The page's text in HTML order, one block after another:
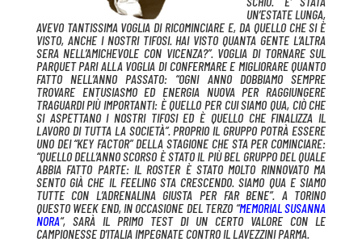
UN’ESTATE LUNGA,
AVEVO TANTISSIMA VOGLIA DI RICOMINCIARE E, DA QUELLO CHE SI È
VISTO, ANCHE I NOSTRI TIFOSI. HAI VISTO QUANTA GENTE L’ALTRA
SERA NELL’AMICHEVOLE CON VICENZA?”. VOGLIA DI TORNARE SUL
PARQUET PARI ALLA VOGLIA DI CONFERMARE E MIGLIORARE QUANTO
FATTO NELL’ANNO PASSATO: “OGNI ANNO DOBBIAMO SEMPRE
TROVARE ENTUSIASMO ED ENERGIA NUOVA PER RAGGIUNGERE
TRAGUARDI PIÙ IMPORTANTI: È QUELLO PER CUI SIAMO QUA, CIÒ CHE
SI ASPETTANO I NOSTRI TIFOSI ED È QUELLO CHE FINALIZZA IL
LAVORO DI TUTTA LA SOCIETÀ”. PROPRIO IL GRUPPO POTRÀ ESSERE
UNO DEI “KEY FACTOR” DELLA STAGIONE CHE STA PER COMINCIARE:
“QUELLO DELL’ANNO SCORSO È STATO IL PIÙ BEL GRUPPO DEL QUALE
ABBIA FATTO PARTE: IL ROSTER È STATO MOLTO RINNOVATO MA
SENTO GIÀ CHE IL FEELING STA CRESCENDO. SIAMO QUA E SIAMO
TUTTE CON L’ADRENALINA GIUSTA PER FAR BENE”. A TORINO
QUESTO WEEK END, IN OCCASIONE DEL TERZO “MEMORIAL SUSANNA
NORA“, SARÀ IL PRIMO TEST DI UN CERTO VALORE CON LE
CAMPIONESSE D’ITALIA IMPEGNATE CONTRO IL LAVEZZINI PARMA.